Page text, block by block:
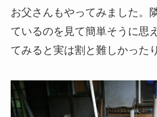
お父さんもやってみました。
ているのを見て簡単そうに思
てみると実は割と難しかった